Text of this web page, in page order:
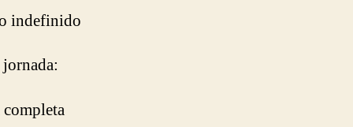
indefinido
completa